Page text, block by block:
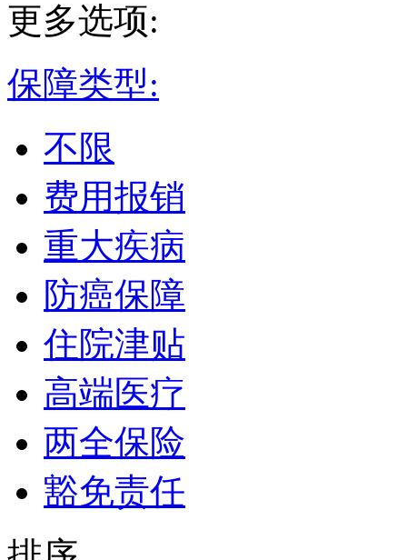
更多选项:
保障类型:
不限
费用报销
重大疾病
防癌保障
住院津贴
高端医疗
两全保险
豁免责任